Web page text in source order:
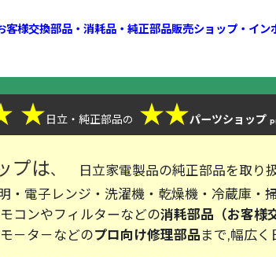
様交換部品・消耗品・純正部品販売ショップ・イ
★日立・純正部品の ★★パーツショップ
プは、
日立家電製品の純正部品を取り
・電子レンジ・洗濯機・乾燥機・冷蔵庫・
コンやフィルターなどの消耗部品（お客様
－タ－などのプロ向け修理部品 まで,幅広く